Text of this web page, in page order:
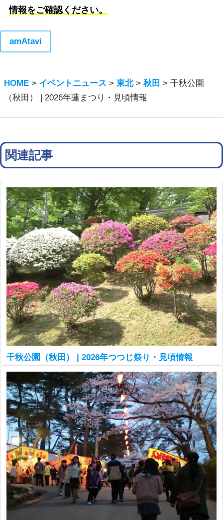
情報をご確認ください。
amAtavi
HOME > イベントニュース >東北>秋田 >千秋公園
（秋田） | 2026年蓮まつり・見頃情報
関連記事
千秋公園（秋田） | 2026年つつじ祭り・見頃情報